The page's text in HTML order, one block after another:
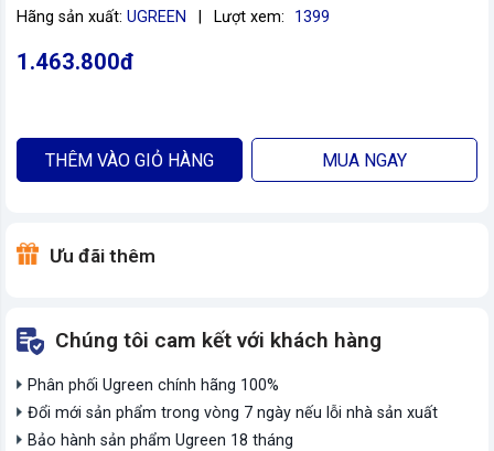
Hãng sản xuất: UGREEN Lượt xem: 1399
1.463.800đ
THÊM VÀO GIỎ HÀNG MUA NGAY
Ưu đãi thêm
Chúng tôi cam kết với khách hàng
Phân phối Ugreen chính hãng 100%
Đổi mới sản phẩm trong vòng 7 ngày nếu lỗi nhà sản xuất
Bảo hành sản phẩm Ugreen 18 tháng